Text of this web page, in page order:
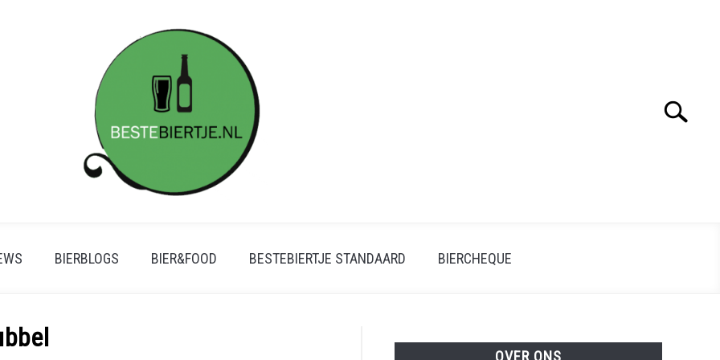
Search
BIERBLOGS BIER&FOOD BESTEBIERTJE STANDAARD BIERCHEQUE
OVER ONS